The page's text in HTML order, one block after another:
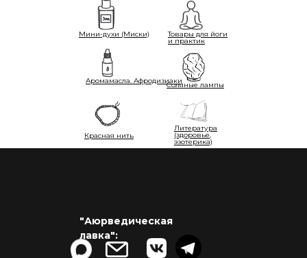
Соляные лампы
Аромамасла. Афродизиаки
Красная нить
Литература
(здоровье,
эзотерика)
Мини-духи (Миски) Товары для йоги
и практик
"Аюрведическая
лавка":